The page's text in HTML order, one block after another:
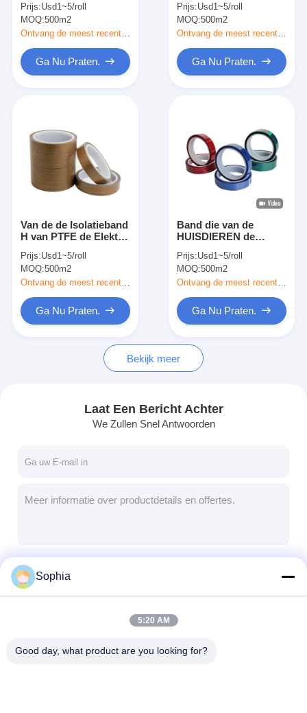
Isolatieband 0.10mm
3500mm
Prijs:Usd1~5/roll
MOQ:500m2
Ontvang de meest recente Prijs
Ga Nu Praten.
0.05mm 0.13mm
Prijs:Usd1~5/roll
MOQ:500m2
Ga Nu Praten.
Van de de Isolatieband
H van PTFE de Elektro
de Rangsilicone
Plakband
Prijs:Usd1~5/roll
MOQ:500m2
Ontvang de meest recente Prijs
Ga Nu Praten.
Band die van de
HUISDIEREN de
Elektroisolatie Sterkte
van de Band de
Blauwe Transparante
Hoge Adhesie
verbinden
Prijs:Usd1~5/roll
MOQ:500m2
Ga Nu Praten.
Bekijk meer
Laat Een Bericht Achter
We Zullen Snel Antwoorden
Sophia
5:20 AM
Good day, what product are you looking for?